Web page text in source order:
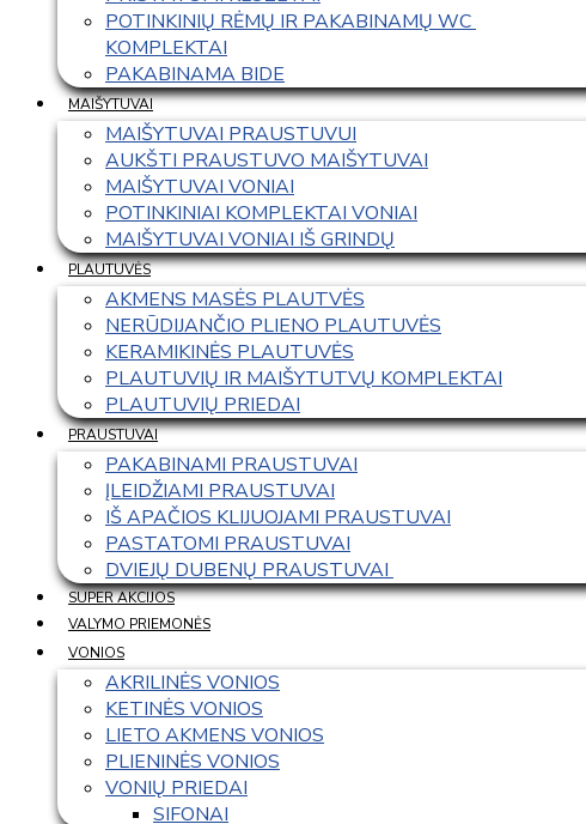
POTINKINIŲ RĖMŲ IR PAKABINAMŲ WC
KOMPLEKTAI
PAKABINAMA BIDE
MAIŠYTUVAI
MAIŠYTUVAI PRAUSTUVUI
AUKŠTI PRAUSTUVO MAIŠYTUVAI
MAIŠYTUVAI VONIAI
POTINKINIAI KOMPLEKTAI VONIAI
MAIŠYTUVAI VONIAI IŠ GRINDŲ
PLAUTUVĖS
AKMENS MASĖS PLAUTVĖS
NERŪDIJANČIO PLIENO PLAUTUVĖS
KERAMIKINĖS PLAUTUVĖS
PLAUTUVIŲ IR MAIŠYTUTVŲ KOMPLEKTAI
PLAUTUVIŲ PRIEDAI
PRAUSTUVAI
PAKABINAMI PRAUSTUVAI
ĮLEIDŽIAMI PRAUSTUVAI
IŠ APAČIOS KLIJUOJAMI PRAUSTUVAI
PASTATOMI PRAUSTUVAI
DVIEJŲ DUBENŲ PRAUSTUVAI
SUPER AKCIJOS
VALYMO PRIEMONĖS
VONIOS
AKRILINĖS VONIOS
KETINĖS VONIOS
LIETO AKMENS VONIOS
PLIENINĖS VONIOS
VONIŲ PRIEDAI
SIFONAI